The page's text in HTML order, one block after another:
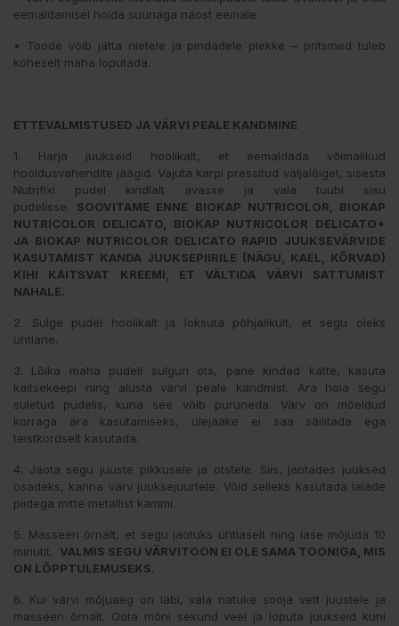
eemaldamisel hoida suunaga näost eemale.
• Toode võib jätta riietele ja pindadele plekke – pritsmed tuleb
koheselt maha loputada.
ETTEVALMISTUSED JA VÄRVI PEALE KANDMINE
1. Harja juukseid hoolikalt, et eemaldada võimalikud
hooldusvahendite jäägid. Vajuta karpi pressitud väljalõiget, sisesta
Nutrifixi pudel kindlalt avasse ja vala tuubi sisu
pudelisse. SOOVITAME ENNE BIOKAP NUTRICOLOR, BIOKAP
NUTRICOLOR DELICATO, BIOKAP NUTRICOLOR DELICATO+
JA BIOKAP NUTRICOLOR DELICATO RAPID JUUKSEVÄRVIDE
KASUTAMIST KANDA JUUKSEPIIRILE (NÄGU, KAEL, KÕRVAD)
KIHI KAITSVAT KREEMI, ET VÄLTIDA VÄRVI SATTUMIST
NAHALE.
2. Sulge pudel hoolikalt ja loksuta põhjalikult, et segu oleks
ühtlane.
3. Lõika maha pudeli sulguri ots, pane kindad kätte, kasuta
kaitsekeepi ning alusta värvi peale kandmist. Ära hoia segu
suletud pudelis, kuna see võib puruneda. Värv on mõeldud
korraga ära kasutamiseks, ülejääke ei saa säilitada ega
teistkordselt kasutada.
4. Jaota segu juuste pikkusele ja otstele. Siis, jaotades juuksed
osadeks, kanna värv juuksejuurtele. Võid selleks kasutada laiade
piidega mitte metallist kammi.
5. Masseeri õrnalt, et segu jaotuks ühtlaselt ning lase mõjuda 10
minutit. VALMIS SEGU VÄRVITOON EI OLE SAMA TOONIGA, MIS
ON LÕPPTULEMUSEKS.
6. Kui värvi mõjuaeg on läbi, vala natuke sooja vett juustele ja
masseeri õrnalt. Oota mõni sekund veel ja loputa juukseid kuni